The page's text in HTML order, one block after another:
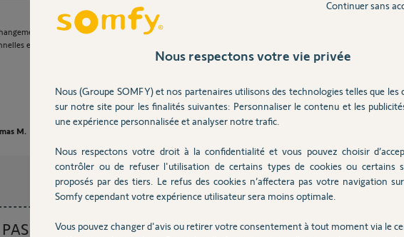
d'email de votre compte, je vais avoir besoin
et c'est pour cette raison que je viens de vous envoyer un
M.
CE
réponses
Nous respectons votre vie privée
Nous (Groupe SOMFY) et nos partenaires utilisons des technologies telles que les
sur notre site pour les finalités suivantes: Personnaliser le contenu et les
une expérience personnalisée et analyser notre trafic.
Nous respectons votre droit à la confidentialité et vous pouvez choisir
contrôler ou de refuser l'utilisation de certains types de cookies ou certains
proposés par des tiers. Le refus des cookies n’affectera pas votre navigation
Somfy cependant votre expérience utilisateur sera moins optimale.
Vous pouvez changer d'avis ou retirer votre consentement à tout moment via le
Continuer sans